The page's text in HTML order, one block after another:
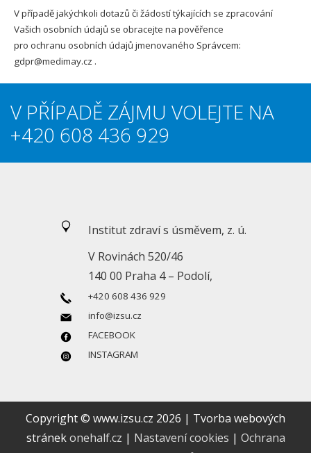
V případě jakýchkoli dotazů či žádostí týkajících se zpracování
Vašich osobních údajů se obracejte na pověřence
pro ochranu osobních údajů jmenovaného Správcem:
gdpr@medimay.cz .
V PŘÍPADĚ ZÁJMU VOLEJTE NA
+420 608 436 929
Institut zdraví s úsměvem, z. ú.
V Rovinách 520/46
140 00 Praha 4 – Podolí,
+420 608 436 929
info@izsu.cz
FACEBOOK
INSTAGRAM
Copyright © www.izsu.cz 2026 | Tvorba webových
stránekonehalf.cz | Nastavení cookies | Ochrana